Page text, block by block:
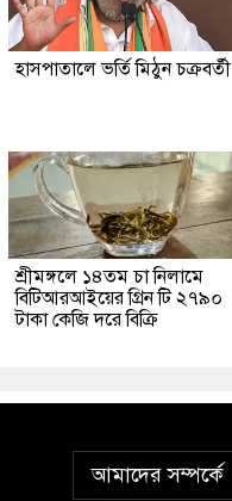
হাসপাতালে ভর্তি মিঠুন চক্রবর্তী
শ্রীমঙ্গলে ১৪তম চা নিলামে
বিটিআরআইয়ের গ্রিন টি ২৭৯০
টাকা কেজি দরে বিক্রি
আমাদের সম্পর্কে